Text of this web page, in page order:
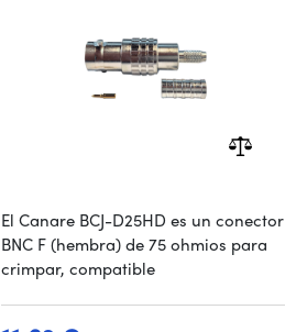
El Canare BCJ-D25HD es un conector
BNC F (hembra) de 75 ohmios para
crimpar, compatible